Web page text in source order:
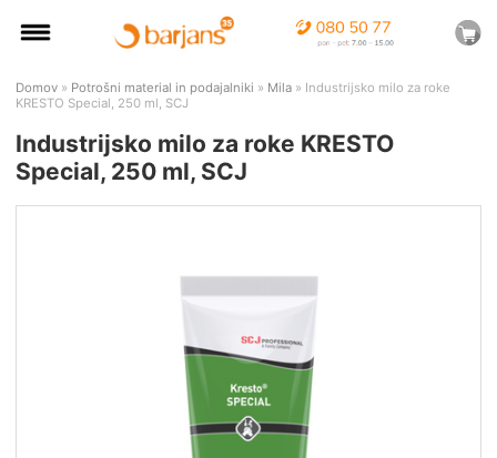
Domov » Potrošni material in podajalniki » Mila » Industrijsko milo za roke
KRESTO Special, 250 ml, SCJ
Industrijsko milo za roke KRESTO
Special, 250 ml, SCJ